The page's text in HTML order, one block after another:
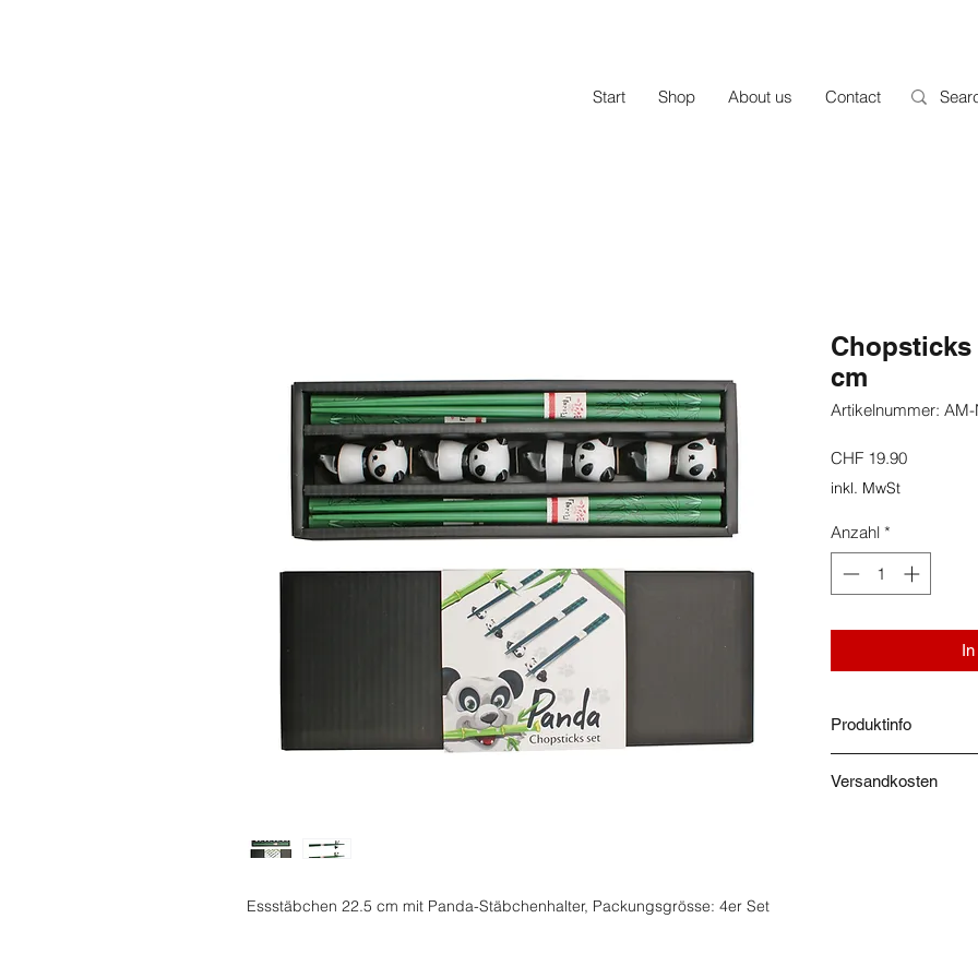
Start Shop About us Contact
Essstäbchen 22.5 cm mit Panda-Stäbchenhalter, Packungsgrösse: 4er Set
Chopsticks
cm
Artikelnummer:
CHF 19.90Preis
inkl. MwSt
Anzahl *
Produktinfo
Geschirrspüler
Versandkosten